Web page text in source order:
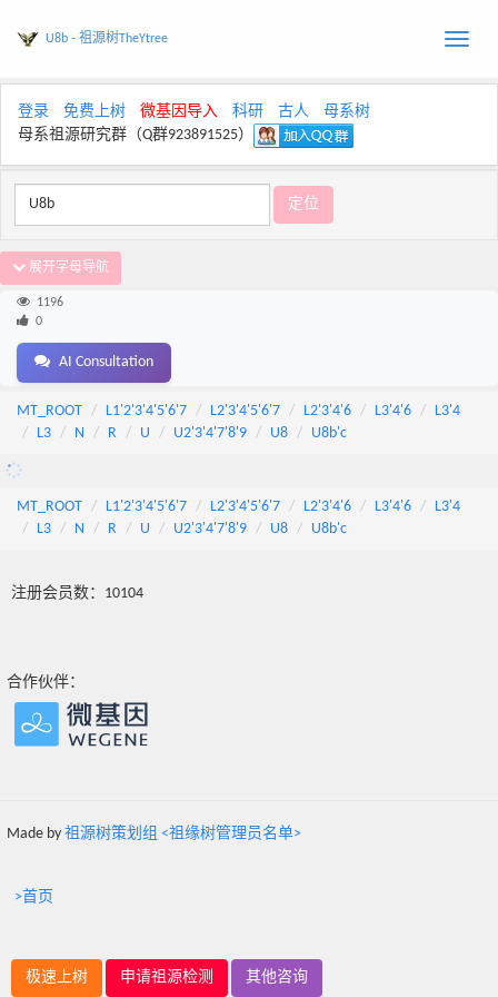
Toggle
U8b - 祖源树TheYtree
登录 免费上树 微基因导入 科研 古人
母系树
母系祖源研究群（Q群923891525）
展开字母导航
1196
0
AI Consultation
MT_ROOT L1'2'3'4'5'6'7 L2'3'4'5'6'7 L2'3'4'6 L3'4'6
L3'4
L3
N R U U2'3'4'7'8'9 U8 U8b'c
MT_ROOT L1'2'3'4'5'6'7 L2'3'4'5'6'7 L2'3'4'6 L3'4'6
L3'4
L3
N R U U2'3'4'7'8'9 U8 U8b'c
注册会员数：10104
合作伙伴：
Made by 祖源树策划组 <祖缘树管理员名单>
>首页
极速上树 申请祖源检测 其他咨询